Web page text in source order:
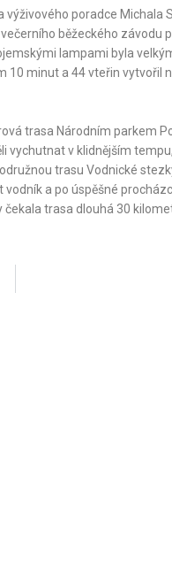
poradce Michala
běžeckého závodu
lampami byla
minut a 44 vteřin vytvořil
trasa Národním parkem
vychutnat v klidnějším
trasu Vodnické
a po úspěšné
čekala trasa dlouhá 30